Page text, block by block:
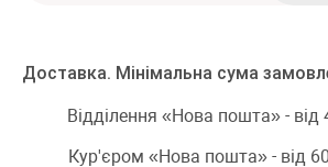
Доставка. Мінімальна сума
Відділення «Нова пошта» - від
Кур'єром «Нова пошта» - від